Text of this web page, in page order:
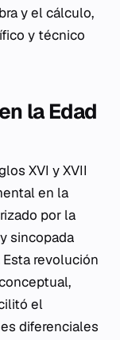
y el cálculo,
y técnico
la Edad
XVI y XVII
en la
por la
sincopada
revolución
el
diferenciales